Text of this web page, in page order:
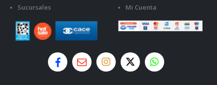
Sucursales
Mi Cuenta